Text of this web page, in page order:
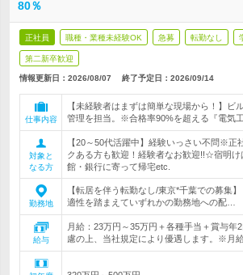
80％
正社員 職種・業種未経験OK 急募 転勤なし
第二新卒歓迎
情報更新日：2026/08/07 終了予定日： 2026/09/14
仕事内容
【未経験者はまずは簡単な現場から！】ビ
管理を担当。※合格率90%を超える『電気
対象と
なる方
【20～50代活躍中】経験いっさい不問※正
クある方も歓迎！経験者なお歓迎!!☆宿明
館・銀行に寄って帰宅etc.
勤務地
【転居を伴う転勤なし/東京*千葉での募集
適性を踏まえていずれかの勤務地への配…
給与
月給：23万円～35万円＋各種手当＋賞与
慮の上、当社規定により優遇します。※月